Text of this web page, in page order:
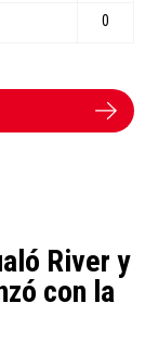
River y
con la